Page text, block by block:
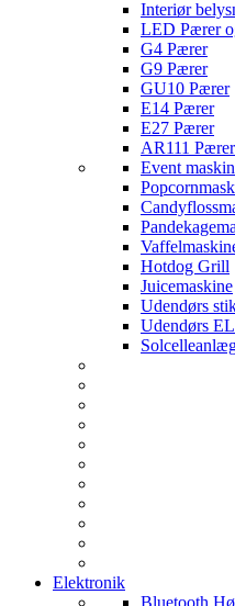
Interiør
LED Pærer
G4 Pærer
G9 Pærer
GU10 Pærer
E14 Pærer
E27 Pærer
AR111 Pærer
Event
Hotdog Grill
Juicemaskine
Udendørs
Udendørs EL
Elektronik
Bluetooth